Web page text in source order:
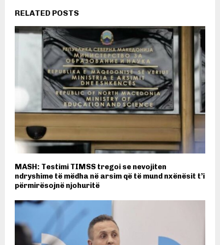
RELATED POSTS
MASH: Testimi TIMSS tregoi se nevojiten
ndryshime të mëdha në arsim që të mund nxënësit t’i
përmirësojnë njohuritë